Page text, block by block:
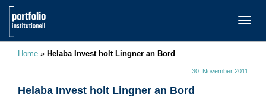
Home » Helaba Invest holt Lingner an Bord
30. November 2011
Helaba Invest holt Lingner an Bord